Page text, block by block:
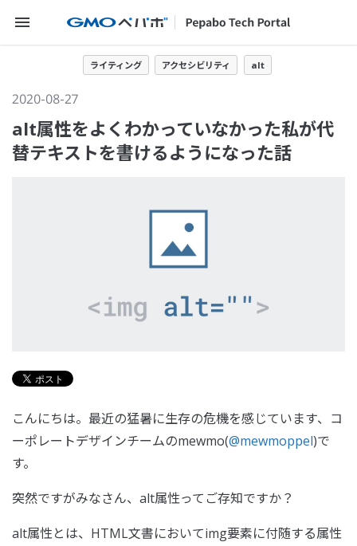
メニューを開く
ライティング アクセシビリティ alt
2020-08-27
alt属性をよくわかっていなかった私が代
替テキストを書けるようになった話
こんにちは。最近の猛暑に生存の危機を感じています、コ
ーポレートデザインチームのmewmo(@mewmoppel)で
す。
突然ですがみなさん、alt属性ってご存知ですか？
alt属性とは、HTML文書においてimg要素に付随する属性